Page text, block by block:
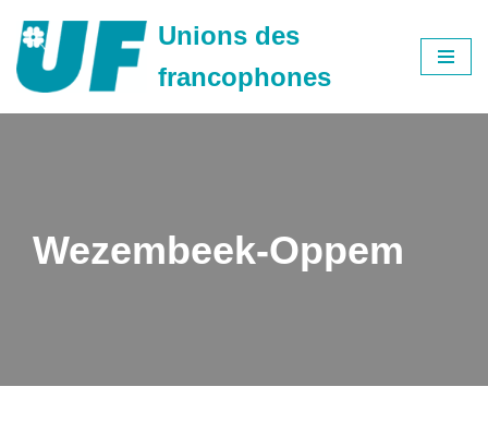
Aller
au
contenu
Unions des
francophones
Wezembeek-Oppem